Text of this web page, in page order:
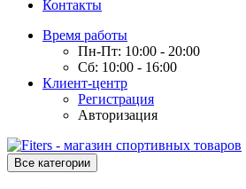
Контакты
Время работы
Пн-Пт: 10:00 - 20:00
Сб: 10:00 - 16:00
Клиент-центр
Регистрация
Авторизация
Все категории